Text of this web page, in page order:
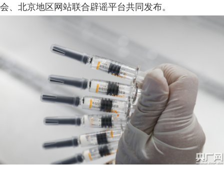
会、北京地区网站联合辟谣平台共同发布。